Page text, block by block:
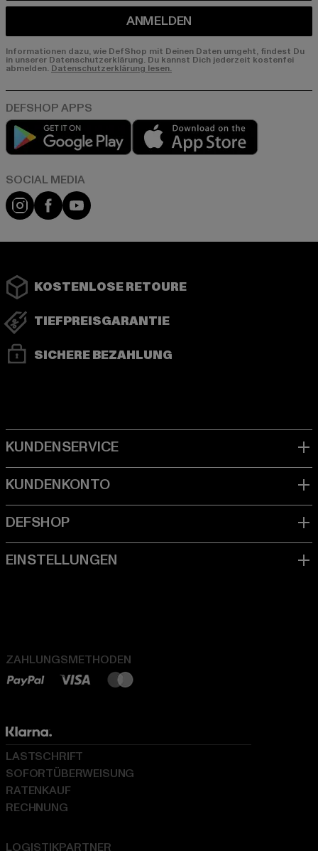
ANMELDEN
Informationen dazu, wie DefShop mit Deinen Daten umgeht, findest Du
in unserer Datenschutzerklärung. Du kannst Dich jederzeit kostenfei
abmelden. Datenschutzerklärung lesen.
Play market
Instagram
FacebookYouTube
KOSTENLOSE RETOURE
TIEFPREISGARANTIE
SICHERE BEZAHLUNG
ZAHLUNGSMETHODEN
LOGISTIKPARTNER
LASTSCHRIFT
SOFORTÜBERWEISUNG
RATENKAUF
RECHNUNG